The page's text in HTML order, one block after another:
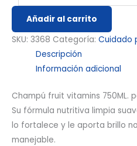
Añadir al carrito
SKU: 3368 Categoría: Cuidado
Descripción
Información adicional
Champú fruit vitamins 750ML.
Su fórmula nutritiva limpia
lo fortalece y le aporta brillo
manejable.